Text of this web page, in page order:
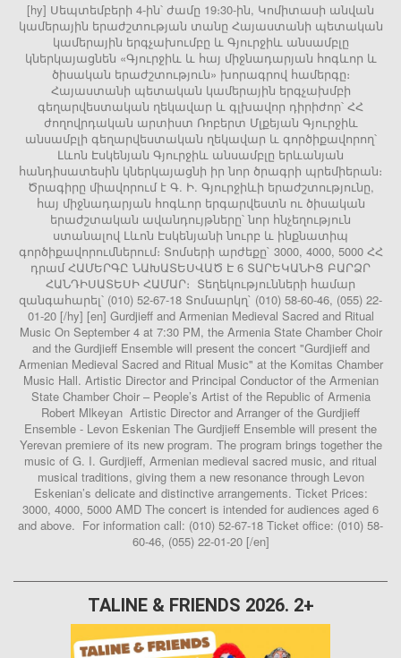
[hy] Սեպտեմբերի 4-ին՝ ժամը 19։30-ին, Կոմիտասի անվան
կամերային երաժշտության տանը Հայաստանի պետական
կամերային երգչախումբը և Գյուրջիև անսամբլը
կներկայացնեն «Գյուրջիև և հայ միջնադարյան հոգևոր և
ծիսական երաժշտություն» խորագրով համերգը։
Հայաստանի պետական կամերային երգչախմբի
գեղարվեստական ղեկավար և գլխավոր դիրիժոր՝ ՀՀ
ժողովրդական արտիստ Ռոբերտ Մլքեյան Գյուրջիև
անսամբլի գեղարվեստական ղեկավար և գործիքավորող՝
Լևոն Էսկենյան Գյուրջիև անսամբլը երևանյան
հանդիսատեսին կներկայացնի իր նոր ծրագրի պրեմիերան։
Ծրագիրը միավորում է Գ. Ի. Գյուրջիևի երաժշտությունը,
հայ միջնադարյան հոգևոր երգարվեստն ու ծիսական
երաժշտական ավանդույթները՝ նոր հնչեղություն
ստանալով Լևոն Էսկենյանի նուրբ և ինքնատիպ
գործիքավորումներում։ Տոմսերի արժեքը` 3000, 4000, 5000 ՀՀ
դրամ ՀԱՄԵՐԳԸ ՆԱԽԱՏԵՍՎԱԾ Է 6 ՏԱՐԵԿԱՆԻՑ ԲԱՐՁՐ
ՀԱՆԴԻՍԱՏԵՍԻ ՀԱՄԱՐ։ Տեղեկությունների համար
զանգահարել՝ (010) 52-67-18 Տոմսարկղ` (010) 58-60-46, (055) 22-
01-20 [/hy] [en] Gurdjieff and Armenian Medieval Sacred and Ritual
Music On September 4 at 7:30 PM, the Armenia State Chamber Choir
and the Gurdjieff Ensemble will present the concert "Gurdjieff and
Armenian Medieval Sacred and Ritual Music" at the Komitas Chamber
Music Hall. Artistic Director and Principal Conductor of the Armenian
State Chamber Choir – People’s Artist of the Republic of Armenia
Robert Mlkeyan Artistic Director and Arranger of the Gurdjieff
Ensemble - Levon Eskenian The Gurdjieff Ensemble will present the
Yerevan premiere of its new program. The program brings together the
music of G. I. Gurdjieff, Armenian medieval sacred music, and ritual
musical traditions, giving them a new resonance through Levon
Eskenian’s delicate and distinctive arrangements. Ticket Prices:
3000, 4000, 5000 AMD The concert is intended for audiences aged 6
and above. For information call: (010) 52-67-18 Ticket office: (010) 58-
60-46, (055) 22-01-20 [/en]
TALINE & FRIENDS 2026. 2+